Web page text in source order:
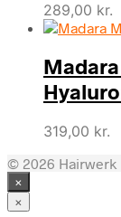
289,00 kr.
319,00 kr.
© 2026 Hairwerk
×
×